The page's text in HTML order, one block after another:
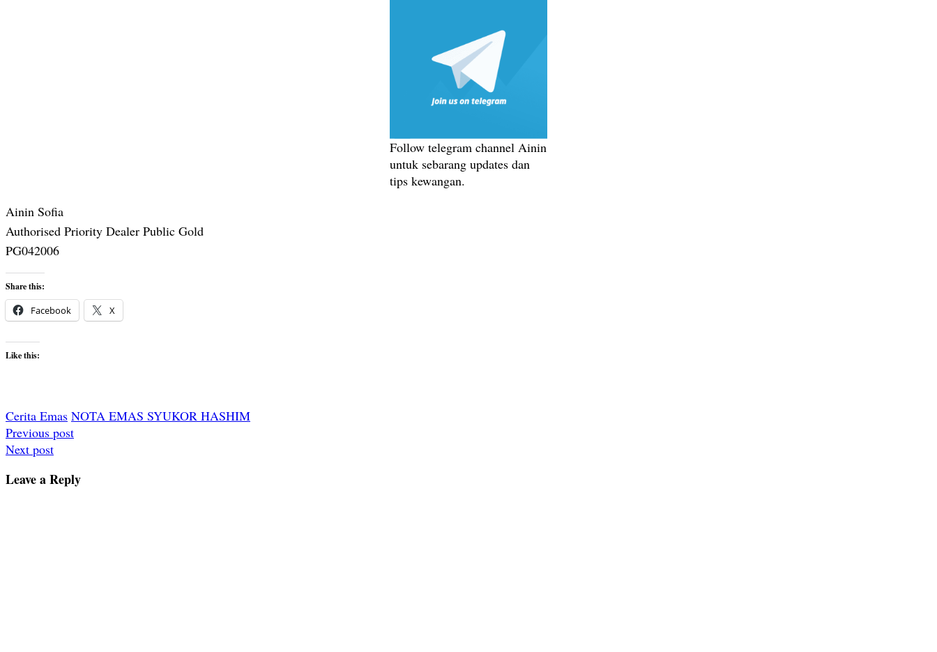
Follow telegram channel Ainin
untuk sebarang updates dan
tips kewangan.
Ainin Sofia
Authorised Priority Dealer Public Gold
PG042006
Share this:
Facebook X
Like this:
Cerita Emas NOTA EMAS SYUKOR HASHIM
Post
navigation
Previous post
Next post
Leave a Reply